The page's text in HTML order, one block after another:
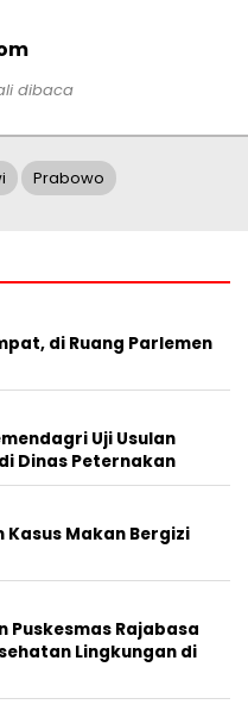
dibaca
Prabowo
di Ruang Parlemen
Uji Usulan
Dinas Peternakan
Makan Bergizi
Puskesmas Rajabasa
Lingkungan di